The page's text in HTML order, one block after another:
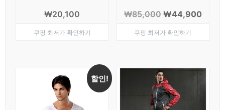
₩20,100
쿠팡 최저가 확인하기
₩85,000 원
가
₩44,900현
쿠팡 최저가 확인하기
할인!